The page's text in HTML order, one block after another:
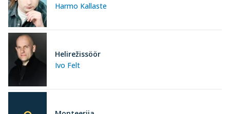
Harmo Kallaste
Ivo Felt
Helirežissöör